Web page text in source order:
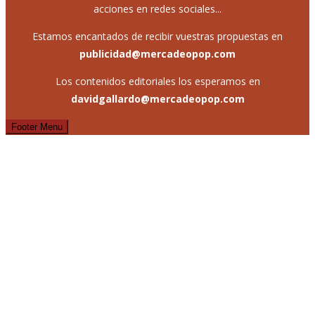
acciones en redes sociales...
Estamos encantados de recibir vuestras propuestas en
publicidad@mercadeopop.com
Los contenidos editoriales los esperamos en
davidgallardo@mercadeopop.com
Footer Menu